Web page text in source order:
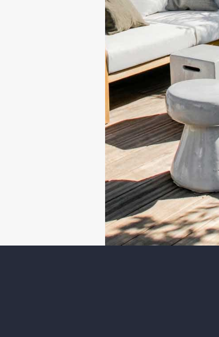
du site.
* Champs obligatoires / Les informations récoltées feront
l’objet d’un traitement par les personnes compétentes au
sein de notre société aux fins de proposition de produits
et/ou services et de prospection commerciale.
Conformément à la réglementation en vigueur, vous
disposez notamment des droits d'opposition, d'accès, de
rectification et d'effacement de vos données